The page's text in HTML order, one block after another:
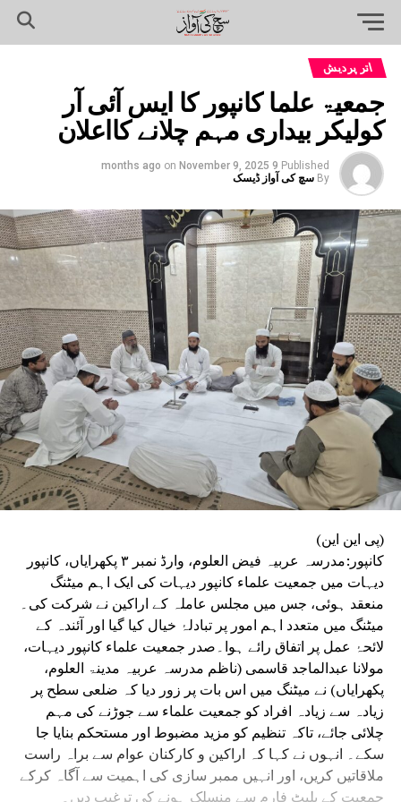
اتر پردیش
جمعیۃ علما کانپور کا ایس آئی آر
کولیکر بیداری مہم چلانے کااعلان
Published
9 months ago
on November 9, 2025
By سچ کی آواز ڈیسک
(پی این این)
کانپور:مدرسہ عربیہ فیض العلوم، وارڈ نمبر ۳ پکھرایاں، کانپور
دیہات میں جمعیت علماء کانپور دیہات کی ایک اہم میٹنگ
منعقد ہوئی، جس میں مجلس عاملہ کے اراکین نے شرکت کی۔
میٹنگ میں متعدد اہم امور پر تبادلۂ خیال کیا گیا اور آئندہ کے
لائحۂ عمل پر اتفاق رائے ہوا۔صدر جمعیت علماء کانپور دیہات،
مولانا عبدالماجد قاسمی (ناظم مدرسہ عربیہ مدینۃ العلوم،
پکھرایاں) نے میٹنگ میں اس بات پر زور دیا کہ ضلعی سطح پر
زیادہ سے زیادہ افراد کو جمعیت علماء سے جوڑنے کی مہم
چلائی جائے، تاکہ تنظیم کو مزید مضبوط اور مستحکم بنایا جا
سکے۔ انہوں نے کہا کہ اراکین و کارکنان عوام سے براہ راست
ملاقاتیں کریں، اور انہیں ممبر سازی کی اہمیت سے آگاہ کرکے
جمعیت کے پلیٹ فارم سے منسلک ہونے کی ترغیب دیں۔